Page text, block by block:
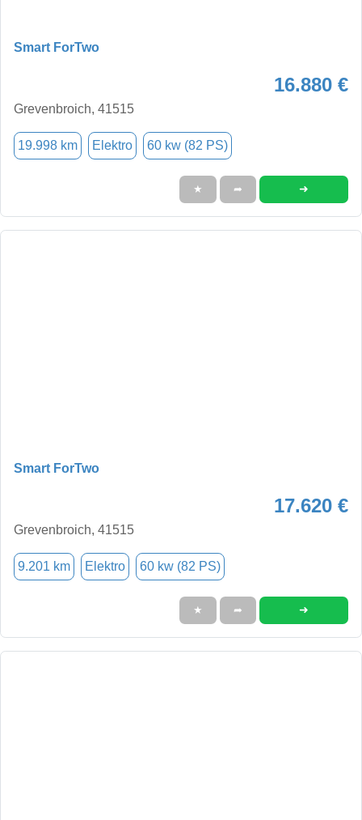
Smart ForTwo
16.880 €
Grevenbroich, 41515
19.998 km Elektro 60 kw (82 PS)
★ ➦ ➜
Smart ForTwo
17.620 €
Grevenbroich, 41515
9.201 km Elektro 60 kw (82 PS)
★ ➦ ➜